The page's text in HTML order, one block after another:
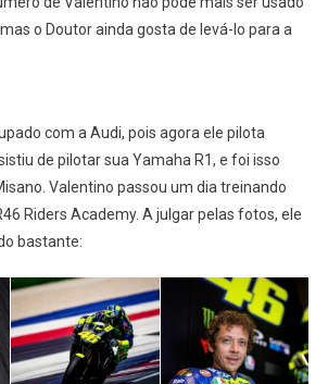
o Doutor ainda gosta de levá-lo para a
com a Audi, pois agora ele pilota
de pilotar sua Yamaha R1, e foi isso
Valentino passou um dia treinando
Riders Academy. A julgar pelas fotos, ele
bastante: